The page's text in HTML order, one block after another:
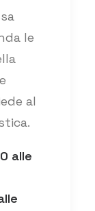
le
al
alle